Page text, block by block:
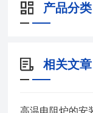
产品分类
相关文章
高温电阻炉的安